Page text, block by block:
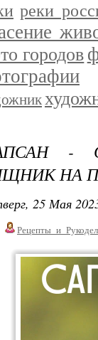
реки
городов
-
НА
25 Мая